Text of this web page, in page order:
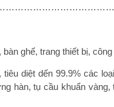
ghế, trang thiết bị,
diệt dến 99.9% các
hàn, tụ cầu khuẩn